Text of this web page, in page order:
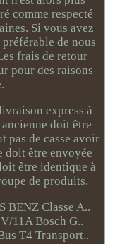
comme respecté
Si vous avez
de nous
frais de retour
pour des raisons
express à
doit être
pas de casse avoir
doit être envoyée
être identique à
de produits.
BENZ Classe A..
11A Bosch G..
T4 Transport..